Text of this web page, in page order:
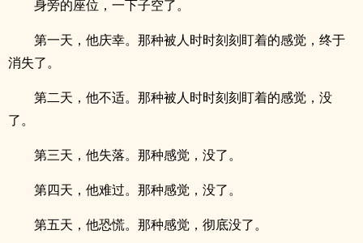
身旁的座位，一下子空了。
第一天，他庆幸。那种被人时时刻刻盯着的感觉，终于
消失了。
第二天，他不适。那种被人时时刻刻盯着的感觉，没
了。
第三天，他失落。那种感觉，没了。
第四天，他难过。那种感觉，没了。
第五天，他恐慌。那种感觉，彻底没了。